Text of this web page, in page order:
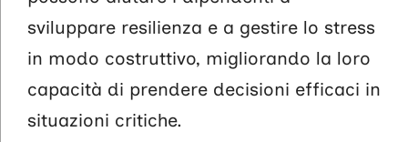
sviluppare resilienza e a gestire lo stress
in modo costruttivo, migliorando la loro
capacità di prendere decisioni efficaci in
situazioni critiche.